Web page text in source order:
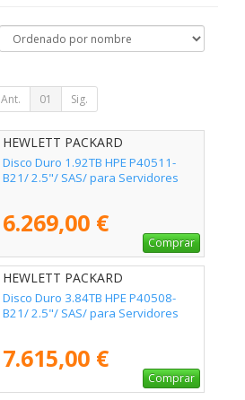
Ant. 01 Sig.
HEWLETT PACKARD
ENTERPRISE - P40511-B21
Disco Duro 1.92TB HPE P40511-
B21/ 2.5"/ SAS/ para Servidores
6.269,00 €
Comprar
HEWLETT PACKARD
ENTERPRISE - P40508-B21
Disco Duro 3.84TB HPE P40508-
B21/ 2.5"/ SAS/ para Servidores
7.615,00 €
Comprar